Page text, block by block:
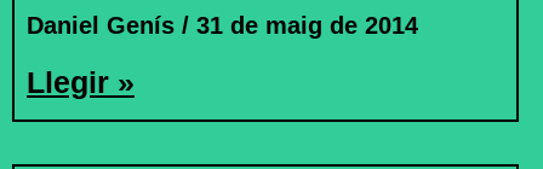
Daniel Genís 31 de maig de 2014
Llegir »